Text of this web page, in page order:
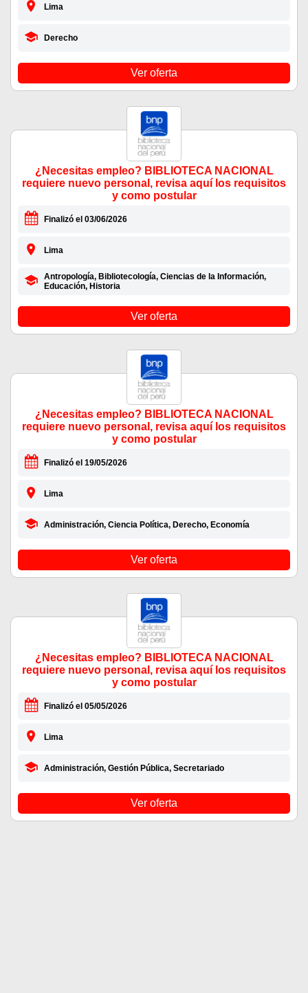
Lima
Derecho
Ver oferta
¿Necesitas empleo? BIBLIOTECA NACIONAL
requiere nuevo personal, revisa aquí los requisitos
y como postular
Finalizó el 03/06/2026
Lima
Antropología, Bibliotecología, Ciencias de la Información,
Educación, Historia
Ver oferta
¿Necesitas empleo? BIBLIOTECA NACIONAL
requiere nuevo personal, revisa aquí los requisitos
y como postular
Finalizó el 19/05/2026
Lima
Administración, Ciencia Política, Derecho, Economía
Ver oferta
¿Necesitas empleo? BIBLIOTECA NACIONAL
requiere nuevo personal, revisa aquí los requisitos
y como postular
Finalizó el 05/05/2026
Lima
Administración, Gestión Pública, Secretariado
Ver oferta